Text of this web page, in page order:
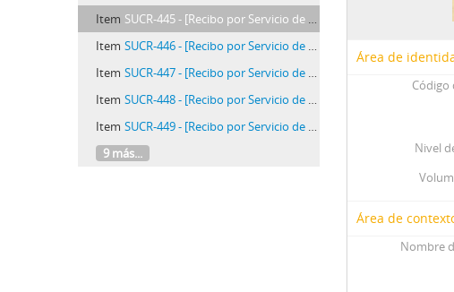
Item SUCR-445 - [Recibo por Servicio de Suscripción de José M. Luján]
Item SUCR-446 - [Recibo por Servicio de Suscripción de Enrique Mogrovejo]
Item SUCR-447 - [Recibo por Servicio de Suscripción de A. Medelino]
Item SUCR-448 - [Recibo por Servicio de Suscripción de Avelino Navarro]
Item SUCR-449 - [Recibo por Servicio de Suscripción de José F. Navarro]
9 más...
Área de
Código
Nivel
Área de
Nombre